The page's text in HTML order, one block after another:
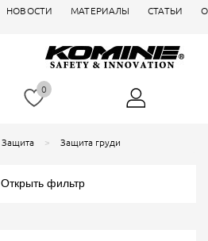
НОВОСТИ МАТЕРИАЛЫ СТАТЬИ
0
Защита Защита груди
Открыть фильтр